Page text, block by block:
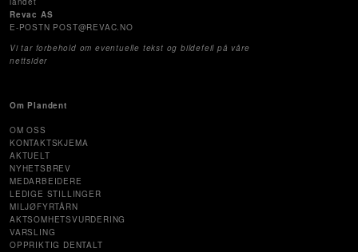
Revac AS
E-POSTN POST@REVAC.NO
Vi tar forbehold om eventuelle tekst og bildefeil på våre
nettsider
Om Plandent
OM OSS
KONTAKTSKJEMA
AKTUELT
NYHETSBREV
MEDARBEIDERE
LEDIGE STILLINGER
MILJØFYRTÅRN
AKTSOMHETSVURDERING
VARSLING
OPPRIKTIG DENTALT